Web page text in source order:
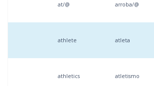
at/@ arroba/@
athlete atleta
athletics atletismo